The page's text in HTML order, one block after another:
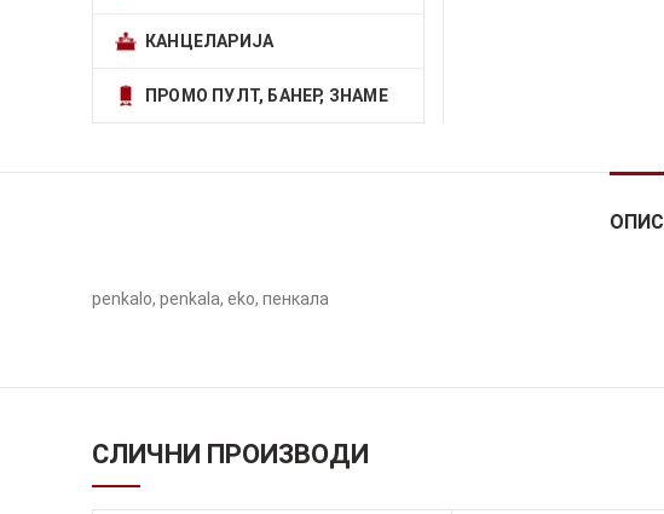
КАНЦЕЛАРИЈА
ПРОМО ПУЛТ, БАНЕР, ЗНАМЕ
ОПИС
penkalo, penkala, eko, пенкала
СЛИЧНИ ПРОИЗВОДИ